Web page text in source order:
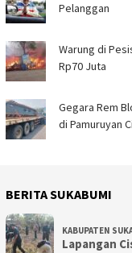
Pelanggan
Warung di
Rp70 Juta
Gegara Rem
di Pamuruyan
BERITA SUKABUMI
KABUPATEN
Lapangan